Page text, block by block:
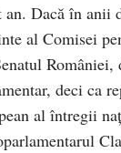
an. Dacă în anii
al Comisei
României,
deci ca
al întregii